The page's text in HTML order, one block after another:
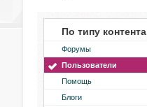
По типу контента
Форумы
Пользователи
Помощь
Блоги